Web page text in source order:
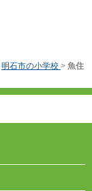
明石市の小学校 > 魚住